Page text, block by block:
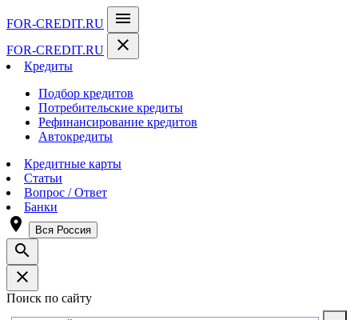
FOR-CREDIT.RU menu
FOR-CREDIT.RU close
Кредиты
Подбор кредитов
Потребительские кредиты
Рефинансирование кредитов
Автокредиты
Кредитные карты
Статьи
Вопрос / Ответ
Банки
room Вся Россия
search
close
Поиск по сайту